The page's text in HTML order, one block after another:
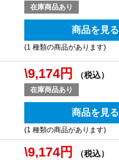
在庫商品あり
商品を見る
(1 種類の商品があります)
\9,174円 （税込）
在庫商品あり
商品を見る
(1 種類の商品があります)
\9,174円 （税込）